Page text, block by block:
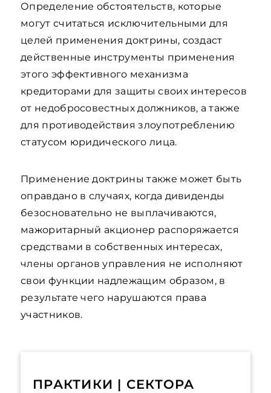
Определение обстоятельств, которые
могут считаться исключительными для
целей применения доктрины, создаст
действенные инструменты применения
этого эффективного механизма
кредиторами для защиты своих интересов
от недобросовестных должников, а также
для противодействия злоупотреблению
статусом юридического лица.
Применение доктрины также может быть
оправдано в случаях, когда дивиденды
безосновательно не выплачиваются,
мажоритарный акционер распоряжается
средствами в собственных интересах,
члены органов управления не исполняют
свои функции надлежащим образом, в
результате чего нарушаются права
участников.
ПРАКТИКИ | СЕКТОРА